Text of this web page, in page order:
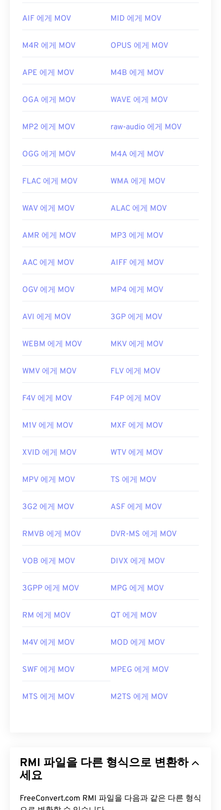
https://en.wikipedia.org/wiki/MIDI
다. AutoCAD AutoFlix와 ROSE Online입니다. 이 두
사용되지 않고 다른 하나는 온라인 게임과 관련이 있
QuickTime에서 열리지 않습니다.
최초 출시:2001년
https://developer.apple.com/library/archive/
CH203-BBCGDDDF
AIF 에게 MOV MID 에게 MOV
M4R 에게 MOV OPUS 에게 MOV
APE 에게 MOV M4B 에게 MOV
OGA 에게 MOV WAVE 에게 MOV
MP2 에게 MOV raw-audio 에게 MOV
OGG 에게 MOV M4A 에게 MOV
FLAC 에게 MOV WMA 에게 MOV
WAV 에게 MOV ALAC 에게 MOV
AMR 에게 MOV MP3 에게 MOV
AAC 에게 MOV AIFF 에게 MOV
OGV 에게 MOV MP4 에게 MOV
AVI 에게 MOV 3GP 에게 MOV
WEBM 에게 MOV MKV 에게 MOV
WMV 에게 MOV FLV 에게 MOV
F4V 에게 MOV F4P 에게 MOV
M1V 에게 MOV MXF 에게 MOV
XVID 에게 MOV WTV 에게 MOV
MPV 에게 MOV TS 에게 MOV
3G2 에게 MOV ASF 에게 MOV
RMVB 에게 MOV DVR-MS 에게 MOV
VOB 에게 MOV DIVX 에게 MOV
3GPP 에게 MOV MPG 에게 MOV
RM 에게 MOV QT 에게 MOV
M4V 에게 MOV MOD 에게 MOV
SWF 에게 MOV MPEG 에게 MOV
MTS 에게 MOV M2TS 에게 MOV
RMI 파일을 다른 형식으로 변환하
세요
FreeConvert.com RMI 파일을 다음과 같은 다른 형식